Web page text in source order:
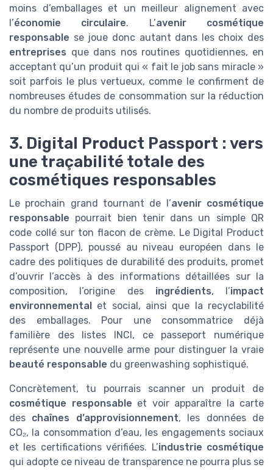
moins d’emballages et un meilleur alignement avec
l’économie circulaire. L’avenir cosmétique
responsable se joue donc autant dans les choix des
entreprises que dans nos routines quotidiennes, en
acceptant qu’un produit qui « fait le job sans miracle »
soit parfois le plus vertueux, comme le confirment de
nombreuses études de consommation sur la réduction
du nombre de produits utilisés.
3. Digital Product Passport : vers
une traçabilité totale des
cosmétiques responsables
Le prochain grand tournant de l’avenir cosmétique
responsable pourrait bien tenir dans un simple QR
code collé sur ton flacon de crème. Le Digital Product
Passport (DPP), poussé au niveau européen dans le
cadre des politiques de durabilité des produits, promet
d’ouvrir l’accès à des informations détaillées sur la
composition, l’origine des ingrédients, l’impact
environnemental et social, ainsi que la recyclabilité
des emballages. Pour une consommatrice déjà
familière des listes INCI, ce passeport numérique
représente une nouvelle arme pour distinguer la vraie
beauté responsable du greenwashing sophistiqué.
Concrètement, tu pourrais scanner un produit de
cosmétique responsable et voir apparaître la carte
des chaînes d’approvisionnement, les données de
CO₂, la consommation d’eau, les engagements sociaux
et les certifications vérifiées. L’industrie cosmétique
qui adopte ce niveau de transparence ne pourra plus se